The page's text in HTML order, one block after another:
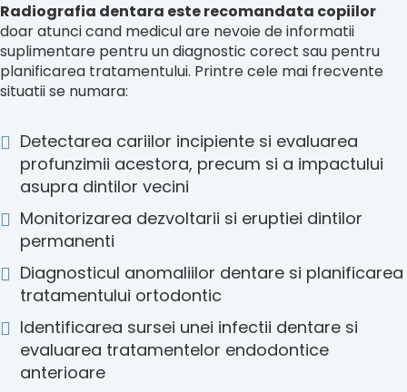
Radiografia dentara este recomandata copiilor
doar atunci cand medicul are nevoie de informatii
suplimentare pentru un diagnostic corect sau pentru
planificarea tratamentului. Printre cele mai frecvente
situatii se numara:
Detectarea cariilor incipiente si evaluarea
profunzimii acestora, precum si a impactului
asupra dintilor vecini
Monitorizarea dezvoltarii si eruptiei dintilor
permanenti
Diagnosticul anomaliilor dentare si planificarea
tratamentului ortodontic
Identificarea sursei unei infectii dentare si
evaluarea tratamentelor endodontice
anterioare